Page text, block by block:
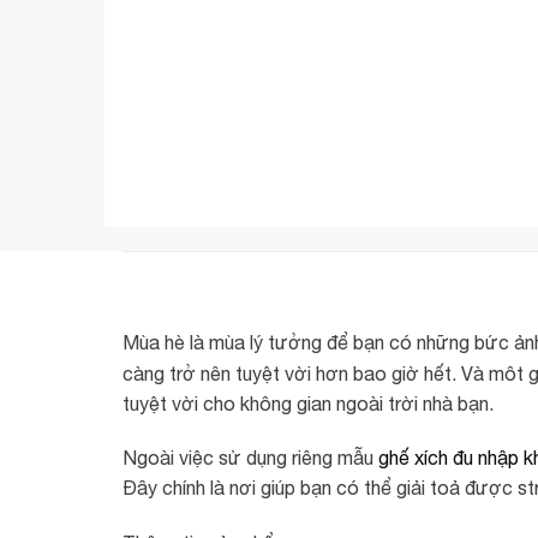
Mùa hè là mùa lý tưởng để bạn có những bức
càng trở nên tuyệt vời hơn bao giờ hết. Và môt
tuyệt vời cho không gian ngoài trời nhà bạn.
Ngoài việc sử dụng riêng mẫu ghế xích đu nhập
Đây chính là nơi giúp bạn có thể giải toả được